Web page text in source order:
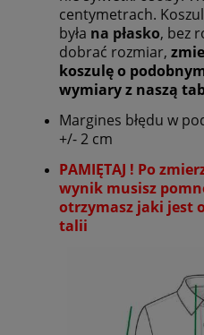
centymetrach.
była na płasko, bez
dobrać rozmiar,
koszulę o
wymiary z naszą
Margines błędu w
+/- 2 cm
PAMIĘTAJ ! Po
wynik musisz
otrzymasz jaki jest
talii